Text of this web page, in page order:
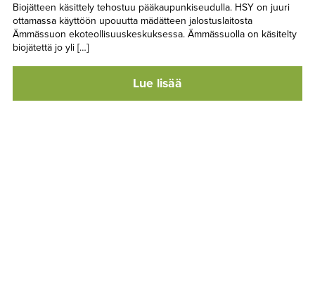
Biojätteen käsittely tehostuu pääkaupunkiseudulla. HSY on juuri
ottamassa käyttöön upouutta mädätteen jalostuslaitosta
Ämmässuon ekoteollisuuskeskuksessa. Ämmässuolla on käsitelty
biojätettä jo yli […]
Lue lisää